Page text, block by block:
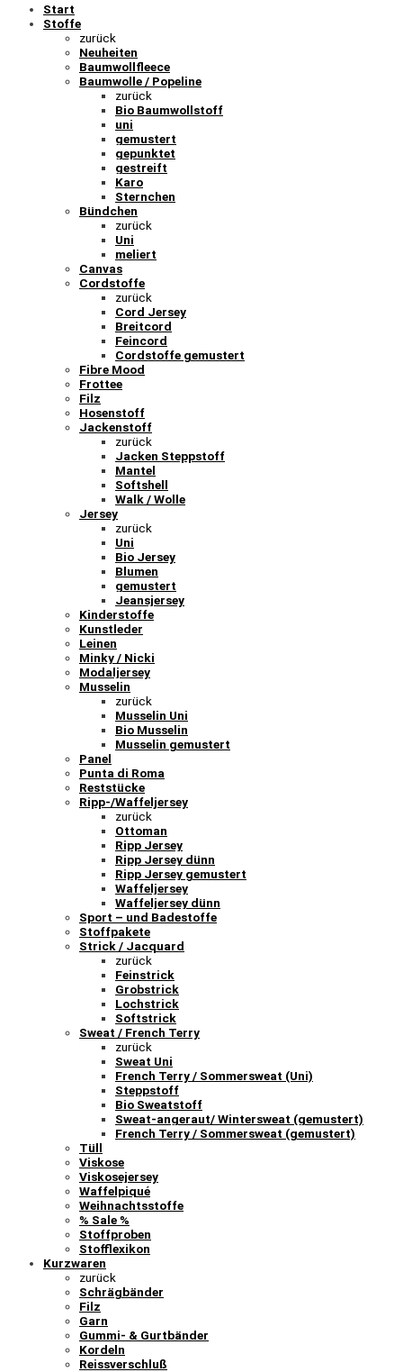
Start
Stoffe
zurück
Neuheiten
Baumwollfleece
Baumwolle / Popeline
zurück
Bio Baumwollstoff
uni
gemustert
gepunktet
gestreift
Karo
Sternchen
Bündchen
zurück
Uni
meliert
Canvas
Cordstoffe
zurück
Cord Jersey
Breitcord
Feincord
Cordstoffe gemustert
Fibre Mood
Frottee
Filz
Hosenstoff
Jackenstoff
zurück
Jacken Steppstoff
Mantel
Softshell
Walk / Wolle
Jersey
zurück
Uni
Bio Jersey
Blumen
gemustert
Jeansjersey
Kinderstoffe
Kunstleder
Leinen
Minky / Nicki
Modaljersey
Musselin
zurück
Musselin Uni
Bio Musselin
Musselin gemustert
Panel
Punta di Roma
Reststücke
Ripp-/Waffeljersey
zurück
Ottoman
Ripp Jersey
Ripp Jersey dünn
Ripp Jersey gemustert
Waffeljersey
Waffeljersey dünn
Sport – und Badestoffe
Stoffpakete
Strick / Jacquard
zurück
Feinstrick
Grobstrick
Lochstrick
Softstrick
Sweat / French Terry
zurück
Sweat Uni
French Terry / Sommersweat (Uni)
Steppstoff
Bio Sweatstoff
Sweat-angeraut/ Wintersweat (gemustert)
French Terry / Sommersweat (gemustert)
Tüll
Viskose
Viskosejersey
Waffelpiqué
Weihnachtsstoffe
% Sale %
Stoffproben
Stofflexikon
Kurzwaren
zurück
Schrägbänder
Filz
Garn
Gummi- & Gurtbänder
Kordeln
Reissverschluß